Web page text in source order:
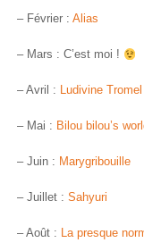
– Février : Alias
– Mars : C’est moi !
– Avril : Ludivine Tromel
– Mai : Bilou bilou’s
– Juin : Marygribouille
– Juillet : Sahyuri
– Août : La presque